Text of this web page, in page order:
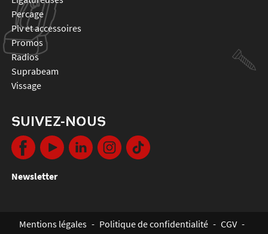
percage
plv et accessoires
promos
radios
suprabeam
vissage
SUIVEZ-NOUS
Newsletter
Mentions légales - Politique de confidentialité - CGV -